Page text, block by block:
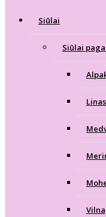
Siūlai
Siūlai
Linas